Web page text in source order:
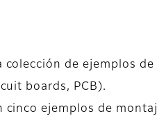
colección de ejemplos
boards, PCB).
cinco ejemplos de